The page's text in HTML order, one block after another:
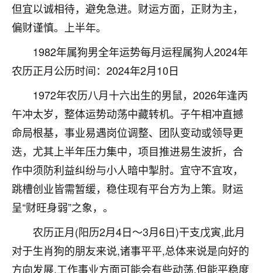
但宜以诚相待，避免急进。财运方面，正财为主，
偏财谨慎。上半年。
1982年属狗男全年运势每月运程属狗人2024年
农历正月公历时间：2024年2月10日
1972年农历八月十六出生的男鼠，2026年逢丙
午冲太岁，整体运势动荡中藏转机。子午相冲直撼
命局根基，事业易遇岗位调整、团队变动或领导更
迭，尤其上半年压力集中，项目推进易生波折，合
作中须防利益纠纷与小人暗中掣肘。宜守不宜攻，
跳槽创业皆需暂缓，稳住现有平台方为上策。财运
呈“财旺身弱”之象，。
农历正月(阳历2月4日～3月6日)干支戊寅,此月
对于生肖狗的朋友来说,诸事平平,总体来说是向好的
方向发展,工作事业方面可能会有些动荡,但能平稳度
我身体不太好，总是病病殃殃的，去检查又没什么大
问题，反正就是不舒服。中医西医看遍了，找不到问
题，后来无意中看到有人推荐慧来老师，跟老师聊过
之后，心情豁然开朗，也听老师建议，处理了一些因
果问题。今年以来，身体比以前好多，主要是心情好
了，老师说境随心转，现在深有体会了。
鹿森 ：是的，其实跟老师聊过之后，最大的感
触，首先就是心态会变好，万般皆是命，半点
不由人！
1天前 来自四川
金白水清
我也想找老师看看，有没有人给个联系方式的啊？
鹿森：慧来老师微信：gjsy0624
1天前 来自江西 12